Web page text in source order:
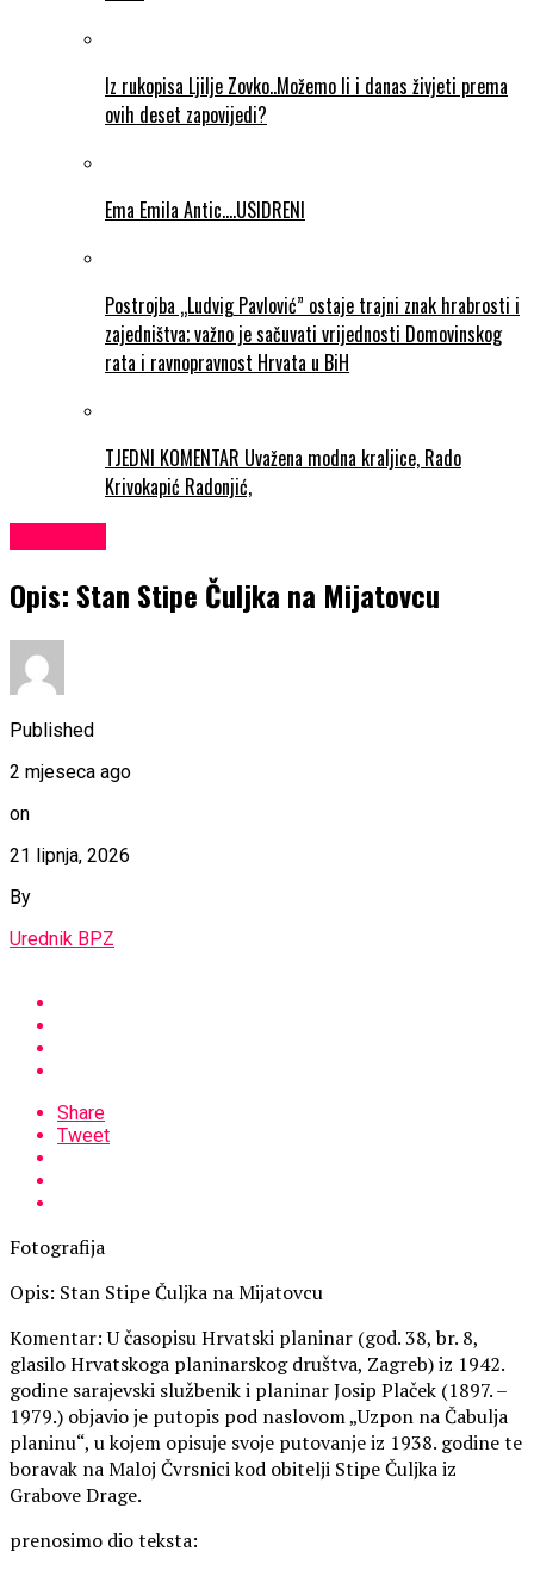
Iz rukopisa Ljilje Zovko..Možemo li i danas živjeti prema
ovih deset zapovijedi?
Ema Emila Antic….USIDRENI
Postrojba „Ludvig Pavlović” ostaje trajni znak hrabrosti i
zajedništva; važno je sačuvati vrijednosti Domovinskog
rata i ravnopravnost Hrvata u BiH
TJEDNI KOMENTAR Uvažena modna kraljice, Rado
Krivokapić Radonjić,
Opis: Stan Stipe Čuljka na Mijatovcu
Published
2 mjeseca ago
on
21 lipnja, 2026
By
Urednik BPZ
Share
Tweet
Fotografija
Opis: Stan Stipe Čuljka na Mijatovcu
Komentar: U časopisu Hrvatski planinar (god. 38, br. 8,
glasilo Hrvatskoga planinarskog društva, Zagreb) iz 1942.
godine sarajevski službenik i planinar Josip Plaček (1897. –
1979.) objavio je putopis pod naslovom „Uzpon na Čabulja
planinu“, u kojem opisuje svoje putovanje iz 1938. godine te
boravak na Maloj Čvrsnici kod obitelji Stipe Čuljka iz
Grabove Drage.
prenosimo dio teksta: